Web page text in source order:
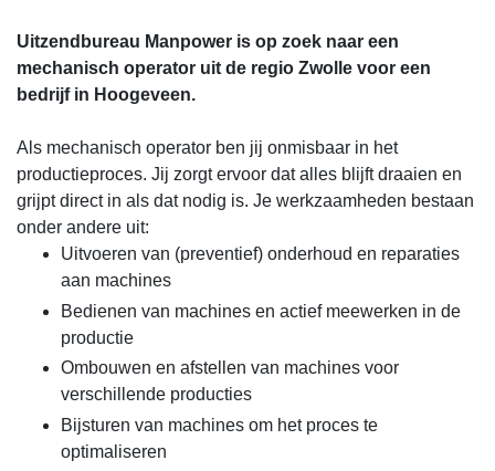
Uitzendbureau Manpower is op zoek naar een
mechanisch operator uit de regio Zwolle voor een
bedrijf in Hoogeveen.
Als mechanisch operator ben jij onmisbaar in het
productieproces. Jij zorgt ervoor dat alles blijft draaien en
grijpt direct in als dat nodig is. Je werkzaamheden bestaan
onder andere uit:
Uitvoeren van (preventief) onderhoud en reparaties
aan machines
Bedienen van machines en actief meewerken in de
productie
Ombouwen en afstellen van machines voor
verschillende producties
Bijsturen van machines om het proces te
optimaliseren